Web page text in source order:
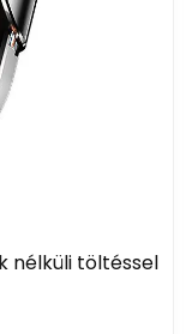
nélküli töltéssel